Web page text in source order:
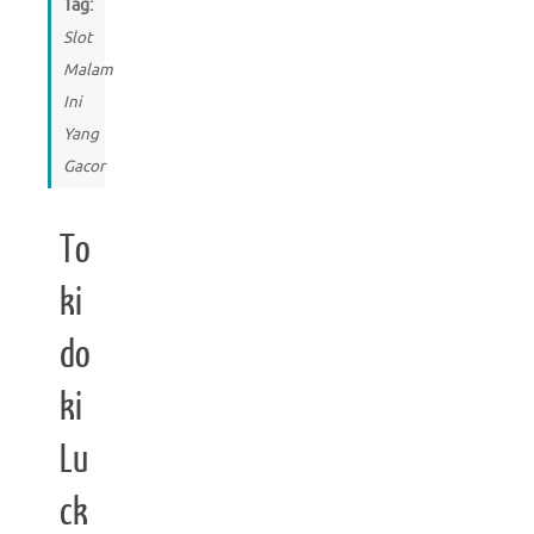
Tag:
Slot
Malam
Ini
Yang
Gacor
To
ki
do
ki
Lu
ck